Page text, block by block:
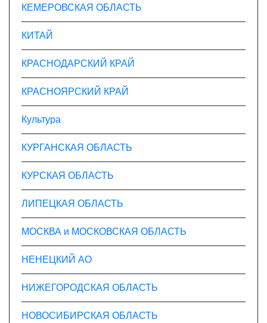
КЕМЕРОВСКАЯ ОБЛАСТЬ
КИТАЙ
КРАСНОДАРСКИЙ КРАЙ
КРАСНОЯРСКИЙ КРАЙ
Культура
КУРГАНСКАЯ ОБЛАСТЬ
КУРСКАЯ ОБЛАСТЬ
ЛИПЕЦКАЯ ОБЛАСТЬ
МОСКВА и МОСКОВСКАЯ ОБЛАСТЬ
НЕНЕЦКИЙ АО
НИЖЕГОРОДСКАЯ ОБЛАСТЬ
НОВОСИБИРСКАЯ ОБЛАСТЬ